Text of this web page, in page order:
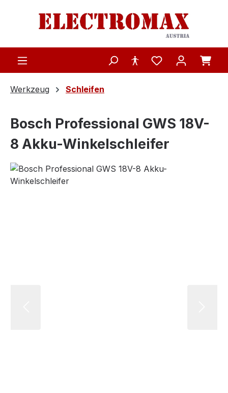
Zum Hauptinhalt springen
Werkzeug Schleifen
Bosch Professional GWS 18V-
8 Akku-Winkelschleifer
Bildergalerie überspringen